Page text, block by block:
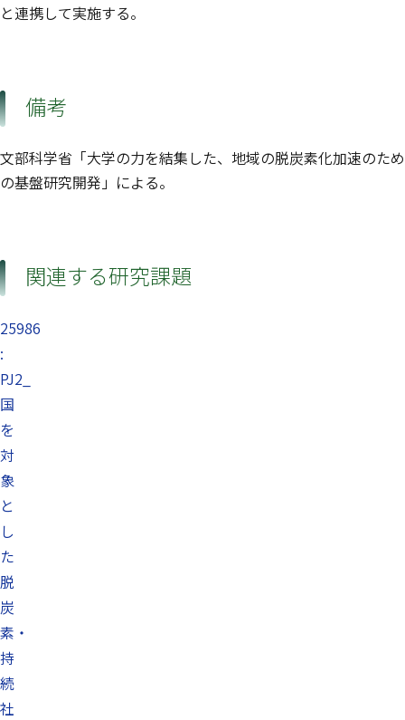
と連携して実施する。
備考
文部科学省「大学の力を結集した、地域の脱炭素化加速のため
の基盤研究開発」による。
関連する研究課題
25986
:
PJ2_
国
を
対
象
と
し
た
脱
炭
素・
持
続
社